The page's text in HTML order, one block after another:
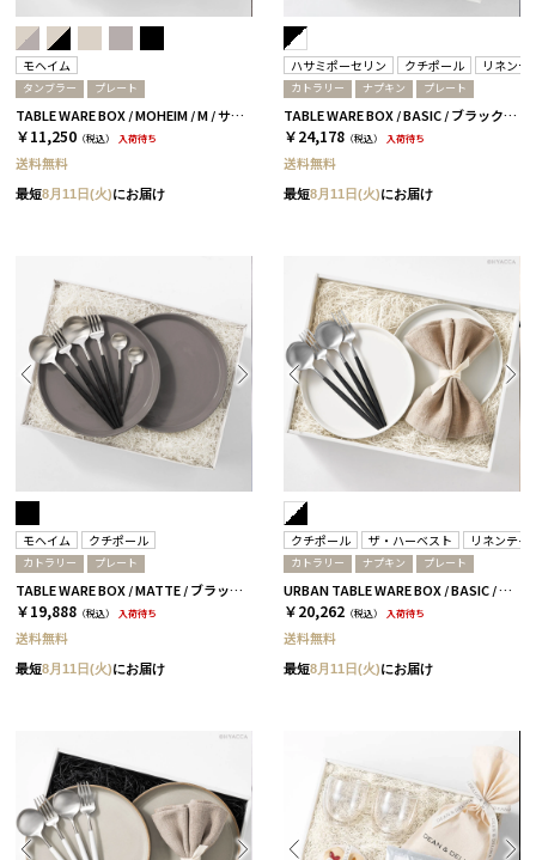
モヘイム
タンブラー プレート
TABLE WARE BOX / MOHEIM / M / サンドホワイト＆グレー
￥11,250 （税込） 入荷待ち
送料無料
最短8月11日(火)にお届け
ハサミポーセリン クチポール リネンテ
カトラリー ナプキン プレート
TABLE WARE BOX / BASIC / ブラック＆ホワイトシルバー
￥24,178 （税込） 入荷待ち
送料無料
最短8月11日(火)にお届け
モヘイム クチポール
カトラリー プレート
TABLE WARE BOX / MATTE / ブラック&ブラックシルバー
￥19,888 （税込） 入荷待ち
送料無料
最短8月11日(火)にお届け
クチポール ザ・ハーベスト リネンテイ
カトラリー ナプキン プレート
URBAN TABLE WARE BOX / BASIC / ホワイト＆ブラックシルバー
￥20,262 （税込） 入荷待ち
送料無料
最短8月11日(火)にお届け